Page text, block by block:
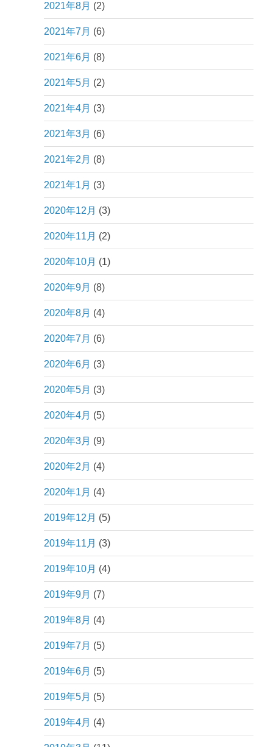
2021年8月 (2)
2021年7月 (6)
2021年6月 (8)
2021年5月 (2)
2021年4月 (3)
2021年3月 (6)
2021年2月 (8)
2021年1月 (3)
2020年12月 (3)
2020年11月 (2)
2020年10月 (1)
2020年9月 (8)
2020年8月 (4)
2020年7月 (6)
2020年6月 (3)
2020年5月 (3)
2020年4月 (5)
2020年3月 (9)
2020年2月 (4)
2020年1月 (4)
2019年12月 (5)
2019年11月 (3)
2019年10月 (4)
2019年9月 (7)
2019年8月 (4)
2019年7月 (5)
2019年6月 (5)
2019年5月 (5)
2019年4月 (4)